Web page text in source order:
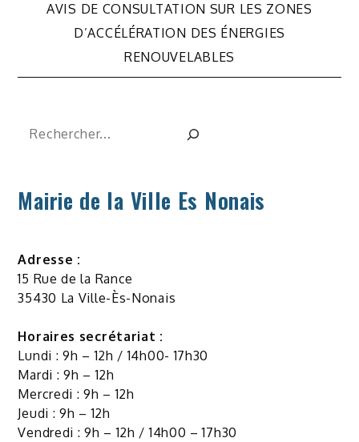
l’article
AVIS DE CONSULTATION SUR LES ZONES
D’ACCÉLÉRATION DES ÉNERGIES
RENOUVELABLES
Rechercher
Mairie de la Ville Es Nonais
Adresse :
15 Rue de la Rance
35430 La Ville-Ès-Nonais
Horaires secrétariat :
Lundi : 9h – 12h / 14h00- 17h30
Mardi : 9h – 12h
Mercredi : 9h – 12h
Jeudi : 9h – 12h
Vendredi : 9h – 12h / 14h00 – 17h30